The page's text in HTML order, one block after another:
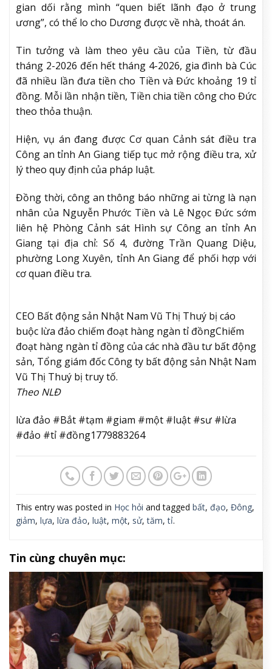
gian dối rằng mình “quen biết lãnh đạo ở trung
ương”, có thể lo cho Dương được về nhà, thoát án.
Tin tưởng và làm theo yêu cầu của Tiền, từ đầu
tháng 2-2026 đến hết tháng 4-2026, gia đình bà Cúc
đã nhiều lần đưa tiền cho Tiền và Đức khoảng 19 tỉ
đồng. Mỗi lần nhận tiền, Tiền chia tiền công cho Đức
theo thỏa thuận.
Hiện, vụ án đang được Cơ quan Cảnh sát điều tra
Công an tỉnh An Giang tiếp tục mở rộng điều tra, xử
lý theo quy định của pháp luật.
Đồng thời, công an thông báo những ai từng là nạn
nhân của Nguyễn Phước Tiền và Lê Ngọc Đức sớm
liên hệ Phòng Cảnh sát Hình sự Công an tỉnh An
Giang tại địa chỉ: Số 4, đường Trần Quang Diệu,
phường Long Xuyên, tỉnh An Giang để phối hợp với
cơ quan điều tra.
CEO Bất động sản Nhật Nam Vũ Thị Thuý bị cáo
buộc lừa đảo chiếm đoạt hàng ngàn tỉ đồngChiếm
đoạt hàng ngàn tỉ đồng của các nhà đầu tư bất động
sản, Tổng giám đốc Công ty bất động sản Nhật Nam
Vũ Thị Thuý bị truy tố.
Theo NLĐ
lừa đảo #Bắt #tạm #giam #một #luật #sư #lừa
#đảo #tỉ #đồng1779883264
This entry was posted in Học hỏi and tagged bất, đạo, Đông,
giảm, lựa, lừa đảo, luật, một, sử,tăm,tỉ.
Tin cùng chuyên mục: